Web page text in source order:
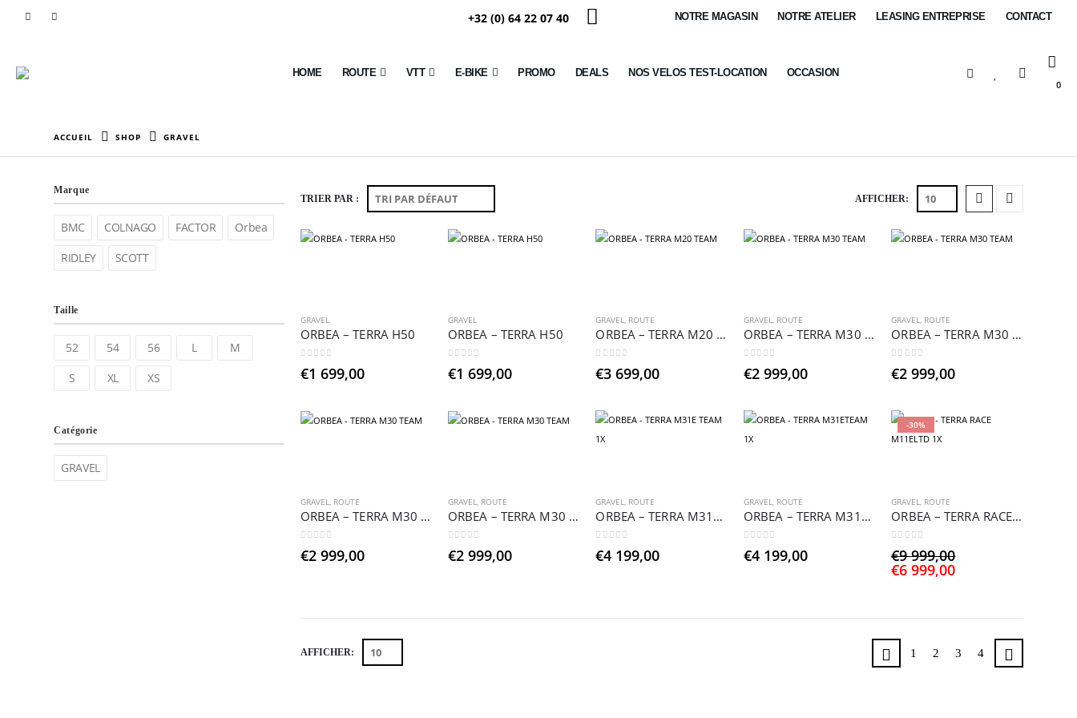
+32 (0) 64 22 07 40 NOTRE MAGASIN NOTRE ATELIER LEASING ENTREPRISE CONTACT
HOME ROUTE VTT E-BIKE PROMO DEALS NOS VELOS TEST-LOCATION
OCCASION
0
ACCUEIL SHOP GRAVEL
TRIER PAR : AFFICHER:
GRAVEL
ORBEA – TERRA H50
€1 699,00
GRAVEL
ORBEA – TERRA H50
€1 699,00
GRAVEL ROUTE
ORBEA – TERRA M20 TEAM
€3 699,00
GRAVEL ROUTE
ORBEA – TERRA M30 TEAM
€2 999,00
GRAVEL ROUTE
ORBEA – TERRA M30 TEAM
€2 999,00
GRAVEL, ROUTE
ORBEA – TERRA M30 TEAM
€2 999,00
GRAVEL, ROUTE
ORBEA – TERRA M30 TEAM
€2 999,00
GRAVEL, ROUTE
ORBEA – TERRA M31E TEAM 1X
€4 199,00
GRAVEL, ROUTE
ORBEA – TERRA M31ETEAM 1X
€4 199,00
-30%
GRAVEL, ROUTE
ORBEA – TERRA RACE M11ELTD 1X
€9 999,00
€6 999,00Le
999,00.
AFFICHER: 1 2 3 4
Marque
BMC COLNAGO FACTOR
Orbea
RIDLEY
SCOTT
Taille
52 54 56 L
M
S
XL XS
Catégorie
GRAVEL